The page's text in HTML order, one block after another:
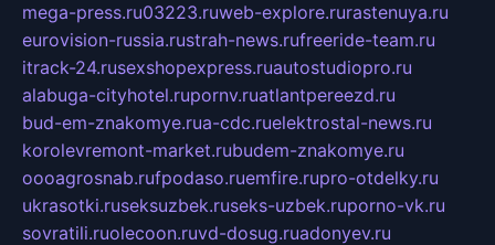
mega-press.ru03223.ruweb-explore.rurastenuya.ru
eurovision-russia.rustrah-news.rufreeride-team.ru
itrack-24.rusexshopexpress.ruautostudiopro.ru
alabuga-cityhotel.rupornv.ruatlantpereezd.ru
bud-em-znakomye.rua-cdc.ruelektrostal-news.ru
korolevremont-market.rubudem-znakomye.ru
oooagrosnab.rufpodaso.ruemfire.rupro-otdelky.ru
ukrasotki.ruseksuzbek.ruseks-uzbek.ruporno-vk.ru
sovratili.ruolecoon.ruvd-dosug.ruadonyev.ru